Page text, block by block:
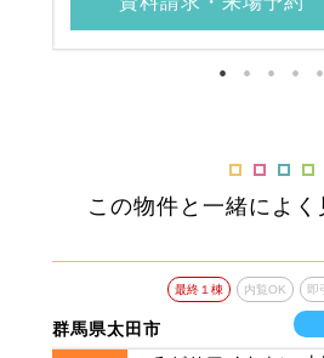
この物件と一緒によ
群馬県太田市
最終１棟 内覧OK 即